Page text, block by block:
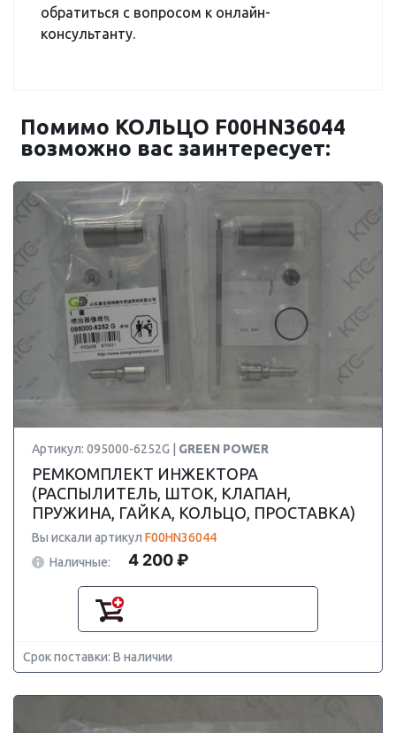
обратиться с вопросом к онлайн-
консультанту.
Помимо КОЛЬЦО F00HN36044
возможно вас заинтересует:
Артикул: 095000-6252G | GREEN POWER
РЕМКОМПЛЕКТ ИНЖЕКТОРА
(РАСПЫЛИТЕЛЬ, ШТОК, КЛАПАН,
ПРУЖИНА, ГАЙКА, КОЛЬЦО, ПРОСТАВКА)
Вы искали артикул F00HN36044
Наличные:
4 200 ₽
Срок поставки: В наличии